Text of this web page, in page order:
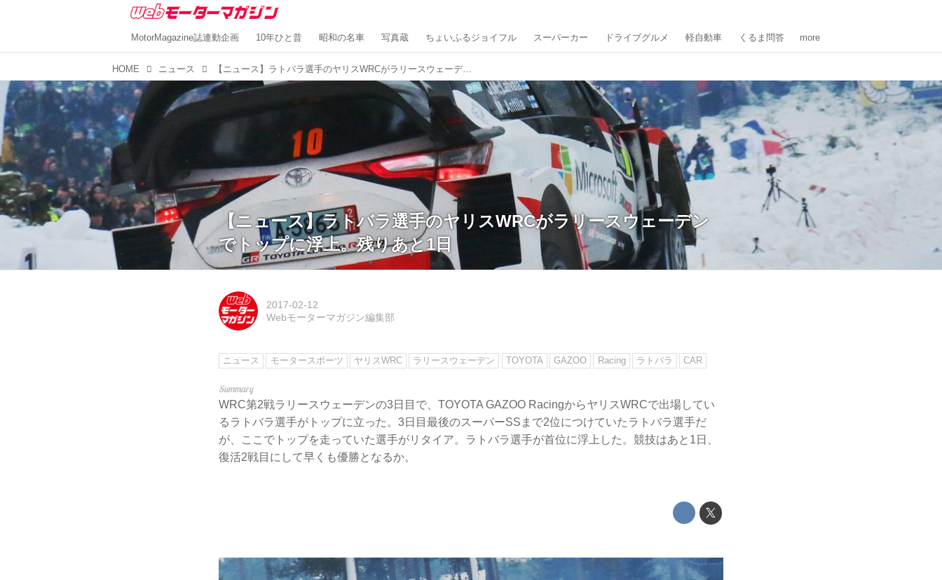
MotorMagazine誌連動企画 10年ひと昔 昭和の名車 写真蔵 ちょいふるジョイフル スーパーカー ドライブグルメ 軽自動車 くるま問答 more
HOME ニュース 【ニュース】ラトバラ選手のヤリスWRCがラリースウェーデンでトップに浮上。残りあと1日
【ニュース】ラトバラ選手のヤリスWRCがラリースウェーデン
でトップに浮上。残りあと1日
2017-02-12
Webモーターマガジン編集部
ニュース モータースポーツ ヤリスWRC ラリースウェーデン TOYOTA GAZOO Racing ラトバラ CAR
WRC第2戦ラリースウェーデンの3日目で、TOYOTA GAZOO RacingからヤリスWRCで出場してい
るラトバラ選手がトップに立った。3日目最後のスーパーSSまで2位につけていたラトバラ選手だ
が、ここでトップを走っていた選手がリタイア。ラトバラ選手が首位に浮上した。競技はあと1日、
復活2戦目にして早くも優勝となるか。